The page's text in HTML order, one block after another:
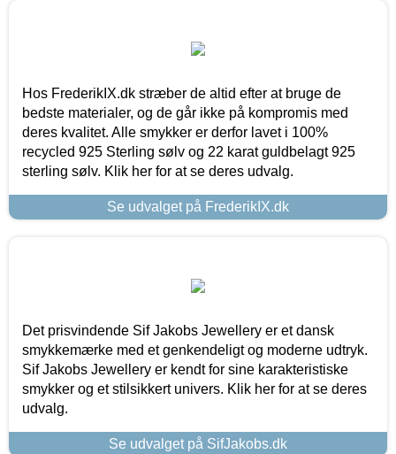
Hos FrederikIX.dk stræber de altid efter at bruge de
bedste materialer, og de går ikke på kompromis med
deres kvalitet. Alle smykker er derfor lavet i 100%
recycled 925 Sterling sølv og 22 karat guldbelagt 925
sterling sølv. Klik her for at se deres udvalg.
Se udvalget på FrederikIX.dk
Det prisvindende Sif Jakobs Jewellery er et dansk
smykkemærke med et genkendeligt og moderne udtryk.
Sif Jakobs Jewellery er kendt for sine karakteristiske
smykker og et stilsikkert univers. Klik her for at se deres
udvalg.
Se udvalget på SifJakobs.dk